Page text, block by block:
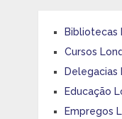
Bibliotecas
Cursos
Delegacias
Educação
Empregos